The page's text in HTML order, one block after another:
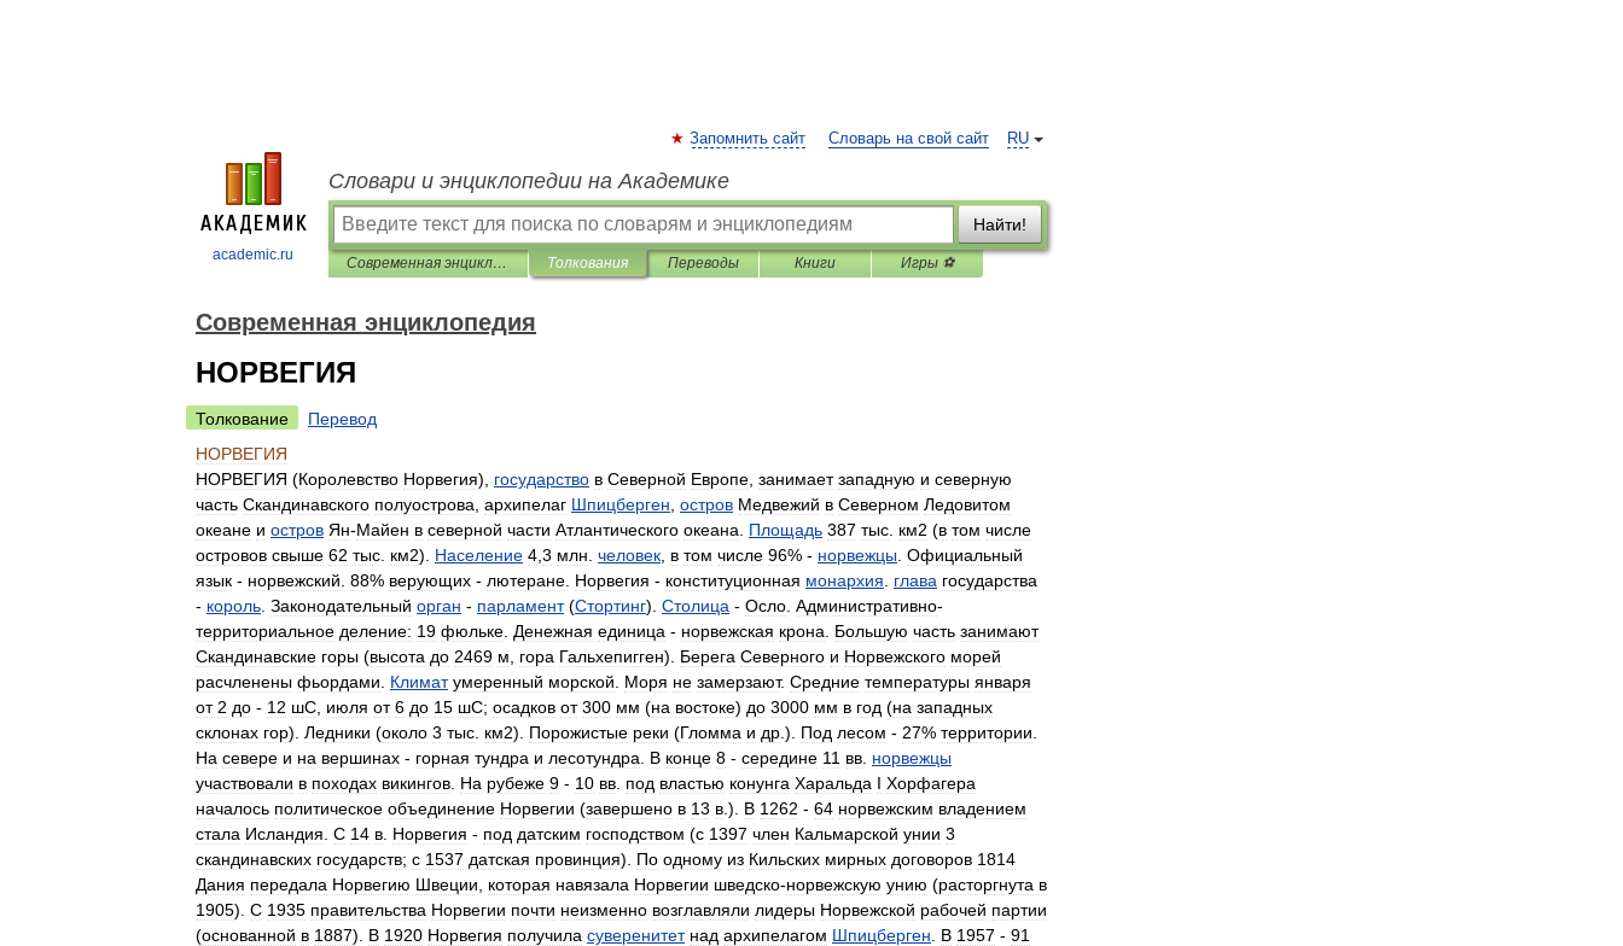
academic.ru
RU
Запомнить сайт Словарь на свой сайт
Словари и энциклопедии на Академике
Найти!
Современная энциклопедия Толкования Переводы Книги Игры ⚽
Современная энциклопедия
НОРВЕГИЯ
Толкование
Перевод
НОРВЕГИЯ
НОРВЕГИЯ (Королевство Норвегия), государство в Северной Европе занимает западную и северную
часть Скандинавского полуострова архипелаг Шпицберген остров Медвежий в Северном Ледовитом
океане и остров Ян-Майен в северной части Атлантического океана Площадь 387 тыс км2 (в том числе
островов свыше 62 тыс км2). Население 4 3 млн человек в том числе 96% - норвежцы Официальный
язык - норвежский 88% верующих - лютеране Норвегия - конституционная монархия глава государства
- король Законодательный орган - парламент(Стортинг). Столица - Осло Административно-
территориальное деление: 19 фюльке Денежная единица - норвежская крона Большую часть занимают
Скандинавские горы (высота до 2469 м гора Гальхепигген). Берега Северного и Норвежского морей
расчленены фьордами Климат умеренный морской Моря не замерзают. Средние температуры января
от 2 до - 12 шC июля от 6 до 15 шC; осадков от 300 мм (на востоке) до 3000 мм в год (на западных
склонах гор). Ледники (около 3 тыс км2). Порожистые реки (Гломма и др .). Под лесом - 27% территории
На севере и на вершинах - горная тундра и лесотундра В конце 8 - середине 11 вв норвежцы
участвовали в походах викингов На рубеже 9 - 10 вв под властью конунга Харальда I Хорфагера
началось политическое объединение Норвегии (завершено в 13 в .). В 1262 - 64 норвежским владением
стала Исландия С 14 в Норвегия - под датским господством (с 1397 член Кальмарской унии 3
скандинавских государств; с 1537 датская провинция). По одному из Кильских мирных договоров 1814
Дания передала Норвегию Швеции которая навязала Норвегии шведско-норвежскую унию (расторгнута в
1905). С 1935 правительства Норвегии почти неизменно возглавляли лидеры Норвежской рабочей партии
(основанной в 1887). В 1920 Норвегия получила суверенитет над архипелагом Шпицберген В 1957 - 91